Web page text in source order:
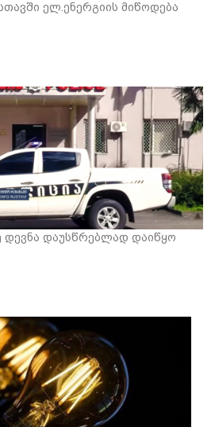
ელ.ენერგიის მიწოდება
დევნა დაუსწრებლად დაიწყო